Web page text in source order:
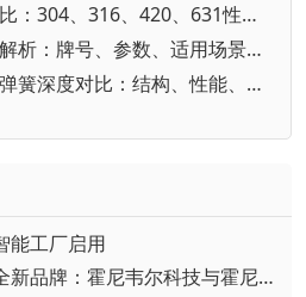
▪ 不锈钢弹簧材料全对比：304、316、420、631性能差异与选型
▪ 碳素弹簧钢丝性能全解析：牌号、参数、适用场景与选型误区
▪ 平面涡卷弹簧与发条弹簧深度对比：结构、性能、用途与选型
能工厂启用
▪ 霍尼韦尔发布分拆后全新品牌：霍尼韦尔科技与霍尼韦尔航空航天